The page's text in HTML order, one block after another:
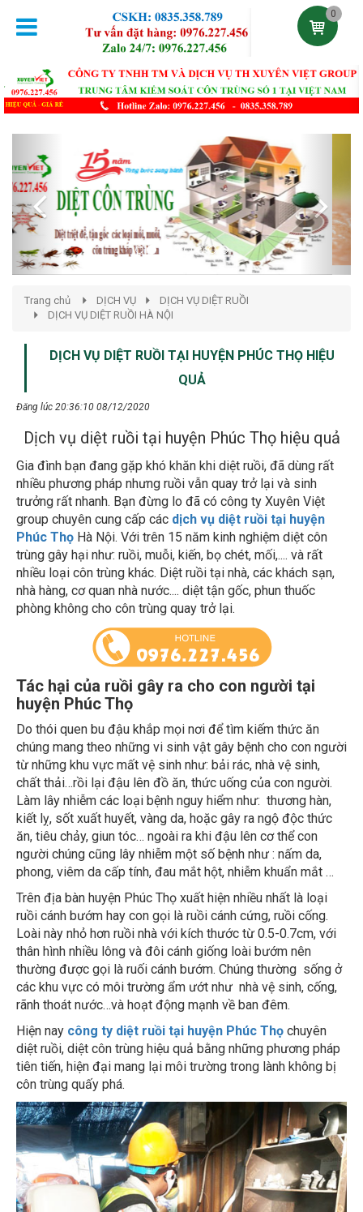
0
DỊCH VỤ DIỆT RUỒI
DỊCH VỤ DIỆT RUỒI HÀ NỘI
DỊCH VỤ DIỆT RUỒI TẠI HUYỆN PHÚC THỌ HIỆU
QUẢ
Dịch vụ diệt ruồi tại huyện Phúc Thọ hiệu quả
Gia đình bạn đang gặp khó khăn khi diệt ruồi, đã dùng rất
nhiều phương pháp nhưng ruồi vẫn quay trở lại và sinh
trưởng rất nhanh. Bạn đừng lo đã có công ty Xuyên Việt
group chuyên cung cấp các dịch vụ diệt ruồi tại huyện
Phúc ThọHà Nội. Với trên 15 năm kinh nghiệm diệt côn
trùng gây hại như: ruồi, muỗi, kiến, bọ chét, mối,.... và rất
nhiều loại côn trùng khác. Diệt ruồi tại nhà, các khách sạn,
nhà hàng, cơ quan nhà nước.... diệt tận gốc, phun thuốc
phòng không cho côn trùng quay trở lại.
Tác hại của ruồi gây ra cho con người tại
huyện Phúc Thọ
Do thói quen bu đậu khắp mọi nơi để tìm kiếm thức ăn
chúng mang theo những vi sinh vật gây bệnh cho con người
từ những khu vực mất vệ sinh như: bải rác, nhà vệ sinh,
chất thải…rồi lại đậu lên đồ ăn, thức uống của con người.
Làm lây nhiễm các loại bệnh nguy hiểm như: thương hàn,
kiết lỵ, sốt xuất huyết, vàng da, hoặc gây ra ngộ độc thức
ăn, tiêu chảy, giun tóc… ngoài ra khi đậu lên cơ thể con
người chúng cũng lây nhiễm một số bệnh như : nấm da,
phong, viêm da cấp tính, đau mắt hột, nhiễm khuẩn mắt …
Trên địa bàn huyện Phúc Thọ xuất hiện nhiều nhất là loại
ruồi cánh bướm hay con gọi là ruồi cánh cứng, ruồi cống.
Loài này nhỏ hơn ruồi nhà với kích thước từ 0.5-0.7cm, với
thân hình nhiều lông và đôi cánh giống loài bướm nên
thường được gọi là ruối cánh bướm. Chúng thường sống ở
các khu vực có môi trường ẩm ướt như nhà vệ sinh, cống,
rãnh thoát nước…và hoạt động mạnh về ban đêm.
Hiện nay
công ty diệt ruồi tại huyện Phúc Thọ
chuyên
diệt ruồi, diệt côn trùng hiệu quả bằng những phương pháp
tiên tiến, hiện đại mang lại môi trường trong lành không bị
côn trùng quấy phá.